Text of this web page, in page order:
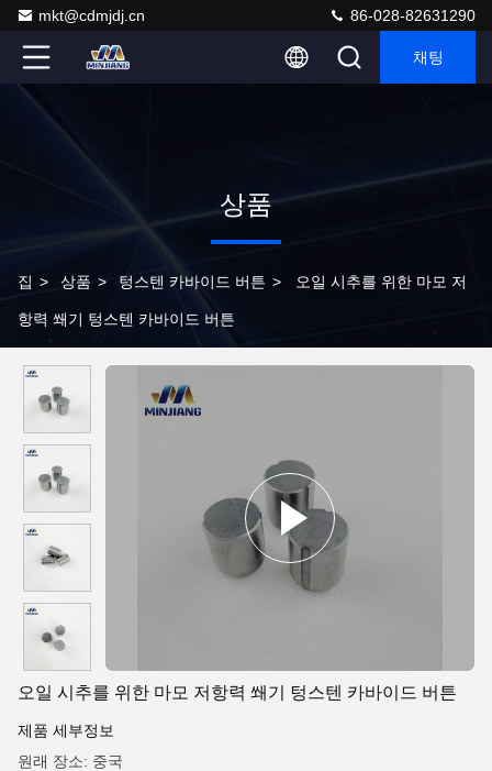
mkt@cdmjdj.cn 86-028-82631290
채팅
상품
집 > 상품 > 텅스텐 카바이드 버튼 > 오일 시추를 위한 마모 저
항력 쐐기 텅스텐 카바이드 버튼
오일 시추를 위한 마모 저항력 쐐기 텅스텐 카바이드 버튼
제품 세부정보
원래 장소: 중국